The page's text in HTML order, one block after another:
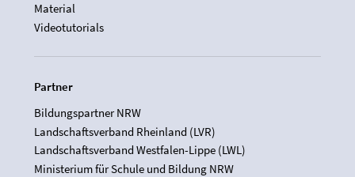
Material
Videotutorials
Partner
Bildungspartner NRW
Landschaftsverband Rheinland (LVR)
Landschaftsverband Westfalen-Lippe (LWL)
Ministerium für Schule und Bildung NRW